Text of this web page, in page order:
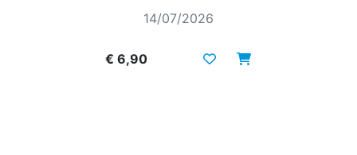
14/07/2026
€ 6,90